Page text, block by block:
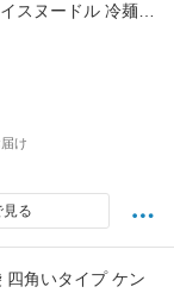
スヌードル 冷麺
しい グルメ 人気
ジア グルテンフリ
ト お返し
け
見る
四角いタイプ ケン